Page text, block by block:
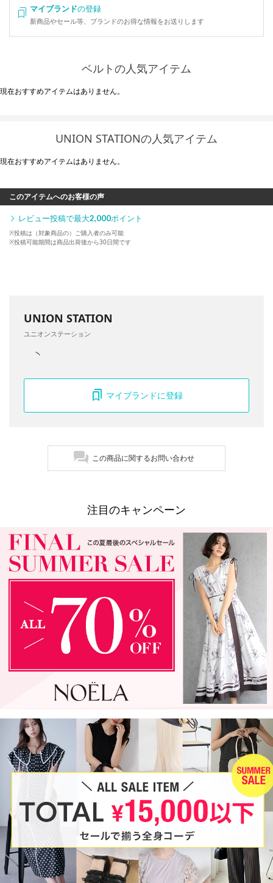
マイブランドの登録
新商品やセール等、ブランドのお得な情報をお送りします
ベルトの人気アイテム
現在おすすめアイテムはありません。
UNION STATIONの人気アイテム
現在おすすめアイテムはありません。
このアイテムへのお客様の声
レビュー投稿で最大2,000ポイント
※投稿は（対象商品の）ご購入者のみ可能
※投稿可能期間は商品出荷後から30日間です
UNION STATION
ユニオンステーション
マイブランドに登録
この商品に関するお問い合わせ
注目のキャンペーン